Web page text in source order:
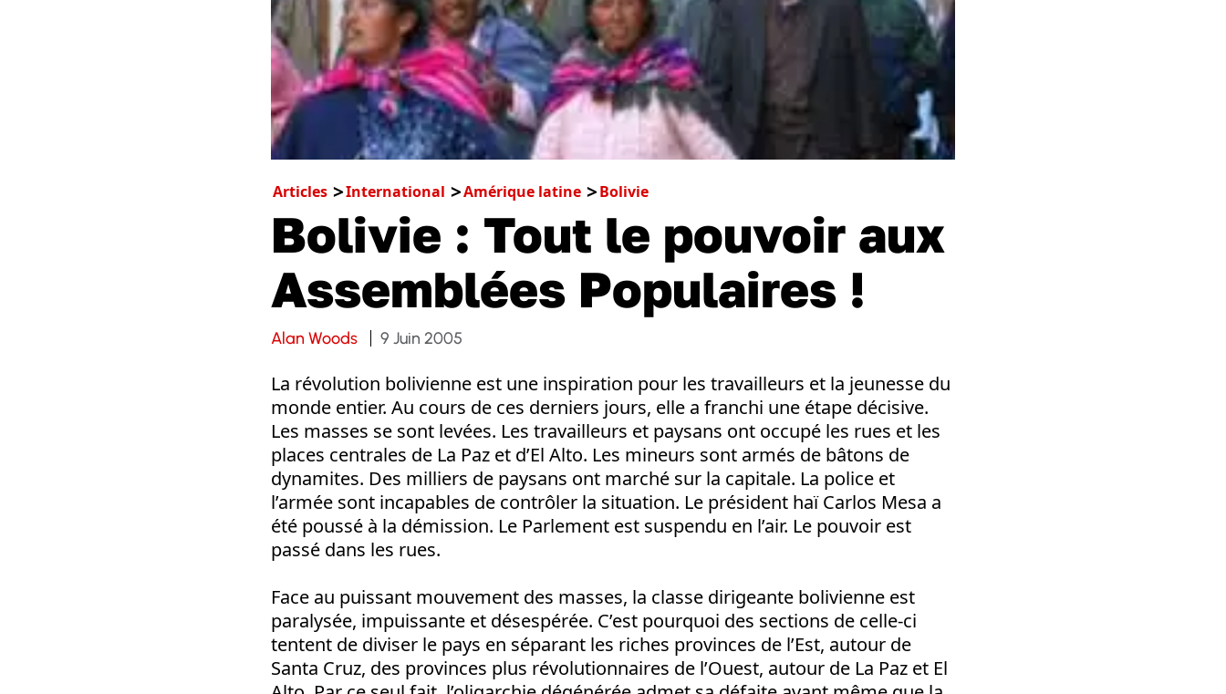
Articles International Amérique latine Bolivie
Bolivie : Tout le pouvoir aux
Assemblées Populaires !
Alan Woods 9 Juin 2005
La révolution bolivienne est une inspiration pour les travailleurs et la jeunesse du
monde entier. Au cours de ces derniers jours, elle a franchi une étape décisive.
Les masses se sont levées. Les travailleurs et paysans ont occupé les rues et les
places centrales de La Paz et d’El Alto. Les mineurs sont armés de bâtons de
dynamites. Des milliers de paysans ont marché sur la capitale. La police et
l’armée sont incapables de contrôler la situation. Le président haï Carlos Mesa a
été poussé à la démission. Le Parlement est suspendu en l’air. Le pouvoir est
passé dans les rues.
Face au puissant mouvement des masses, la classe dirigeante bolivienne est
paralysée, impuissante et désespérée. C’est pourquoi des sections de celle-ci
tentent de diviser le pays en séparant les riches provinces de l’Est, autour de
Santa Cruz, des provinces plus révolutionnaires de l’Ouest, autour de La Paz et El